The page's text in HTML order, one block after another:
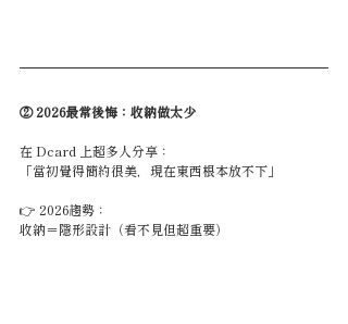
② 2026最常後悔：收納做太少
在 Dcard 上超多人分享：
「當初覺得簡約很美，現在東西根本放不下」
👉 2026趨勢：
收納＝隱形設計（看不見但超重要）